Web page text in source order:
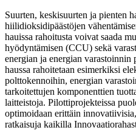
Suurten, keskisuurten ja pienten
hiilidioksidipäästöjen
hauissa rahoitusta voivat saada
hyödyntämisen (CCU) sekä
energian ja energian
haussa rahoitetaan esimerkiksi
polttokennoihin, energian
tarkoitettujen komponenttien
laitteistoja. Pilottiprojekteissa
optimoidaan erittäin
ratkaisuja kaikilla